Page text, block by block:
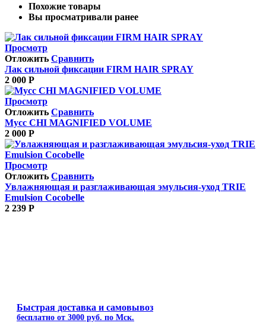
Похожие товары
Вы просматривали ранее
Просмотр
Отложить Сравнить
Лак сильной фиксации FIRM HAIR SPRAY
2 000 Р
Просмотр
Отложить Сравнить
Мусс CHI MAGNIFIED VOLUME
2 000 Р
Просмотр
Отложить Сравнить
Увлажняющая и разглаживающая эмульсия-уход TRIE
Emulsion Cocobelle
2 239 Р
Быстрая доставка и самовывоз
бесплатно от 3000 руб. по Мск.